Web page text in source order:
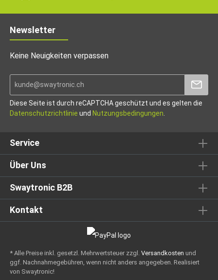
Newsletter
Keine Neuigkeiten verpassen
Diese Seite ist durch reCAPTCHA geschützt und es gelten die
Datenschutzrichtlinie und Nutzungsbedingungen
Service
Über Uns
Swaytronic B2B
Kontakt
* Alle Preise inkl. gesetzl. Mehrwertsteuer zzgl. Versandkosten und
ggf. Nachnahmegebühren, wenn nicht anders angegeben. Realisiert
von Swaytronic!